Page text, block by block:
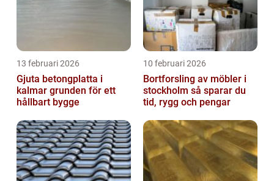
13 februari 2026
Gjuta betongplatta i
kalmar grunden för ett
hållbart bygge
10 februari 2026
Bortforsling av möbler i
stockholm så sparar du
tid, rygg och pengar